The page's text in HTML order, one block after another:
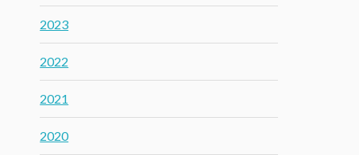
2023
2022
2021
2020